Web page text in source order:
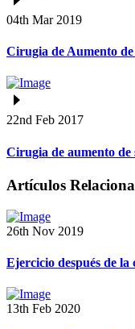
04th Mar 2019
Cirugia de Aumento de
22nd Feb 2017
Cirugia de aumento de
Artículos
26th Nov 2019
Ejercicio después de la
13th Feb 2020